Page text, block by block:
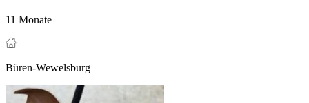
11 Monate
Büren-Wewelsburg